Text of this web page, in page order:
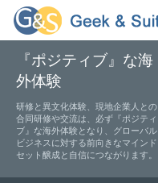
『ポジティブ』な海
外体験
研修と異文化体験、現地企業人との
合同研修や交流は、必ず『ポジティ
ブ』な海外体験となり、グローバル
ビジネスに対する前向きなマインド
セット醸成と自信につながります。